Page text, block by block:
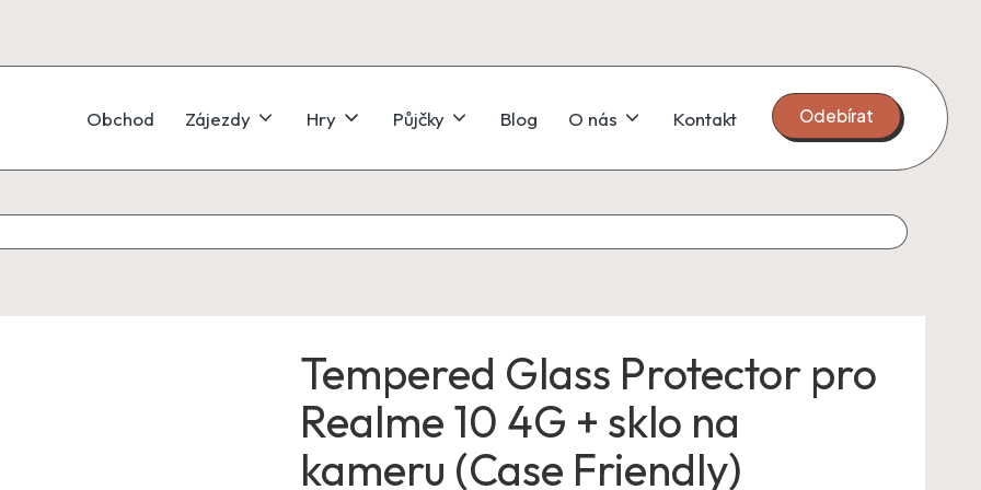
Obchod Zájezdy Hry Půjčky Blog O nás Kontakt Odebírat
Tempered Glass Protector pro
Realme 10 4G + sklo na
kameru (Case Friendly)